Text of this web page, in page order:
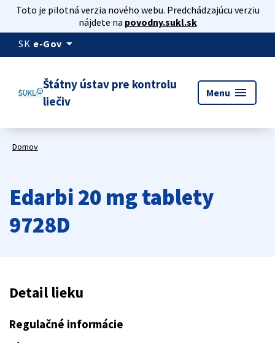
Toto je pilotná verzia nového webu. Predchádzajúcu verziu
nájdete na povodny.sukl.sk
SK e-Gov arrow_drop_down
Štátny ústav pre kontrolu
liečiv
Menu menu
Domov
Edarbi 20 mg tablety
9728D
Detail lieku
Regulačné informácie